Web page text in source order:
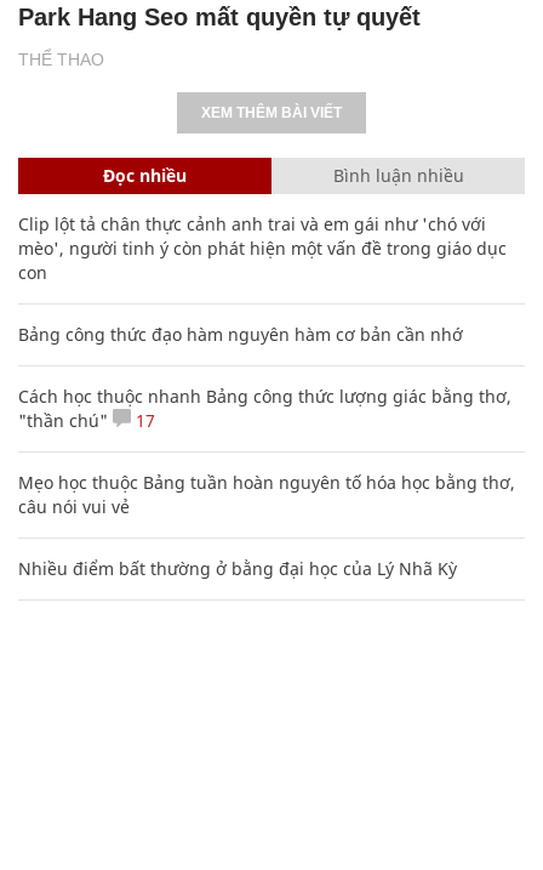
THỂ THAO
Park Hang Seo mất quyền tự quyết
XEM THÊM BÀI VIẾT
Đọc nhiều Bình luận nhiều
Clip lột tả chân thực cảnh anh trai và em gái như 'chó với
mèo', người tinh ý còn phát hiện một vấn đề trong giáo dục
con
Bảng công thức đạo hàm nguyên hàm cơ bản cần nhớ
Cách học thuộc nhanh Bảng công thức lượng giác bằng thơ,
"thần chú"
17
Mẹo học thuộc Bảng tuần hoàn nguyên tố hóa học bằng thơ,
câu nói vui vẻ
Nhiều điểm bất thường ở bằng đại học của Lý Nhã Kỳ